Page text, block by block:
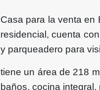
Casa para la venta en
residencial, cuenta
y parqueadero para
tiene un área de 218
baños, cocina